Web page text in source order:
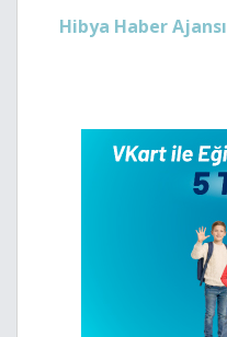
Hibya Haber Ajansı